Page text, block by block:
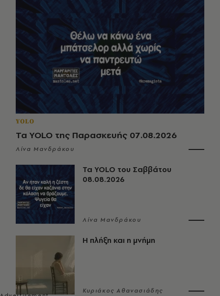
YOLO
Τα YOLO της Παρασκευής 07.08.2026
Λίνα Μανδράκου
Τα YOLO του Σαββάτου
08.08.2026
Λίνα Μανδράκου
Η πλήξη και η μνήμη
Κυριάκος Αθανασιάδης